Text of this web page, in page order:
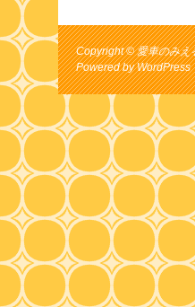
Copyright © 愛車のみえ
Powered byWordPress